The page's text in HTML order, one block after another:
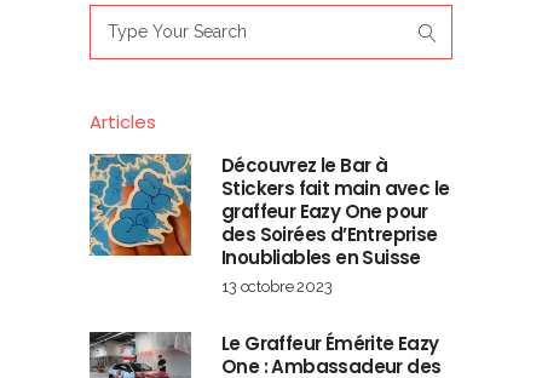
for:
Articles
Découvrez le Bar à
Stickers fait main avec le
graffeur Eazy One pour
des Soirées d’Entreprise
Inoubliables en Suisse
13 octobre 2023
Le Graffeur Émérite Eazy
One : Ambassadeur des